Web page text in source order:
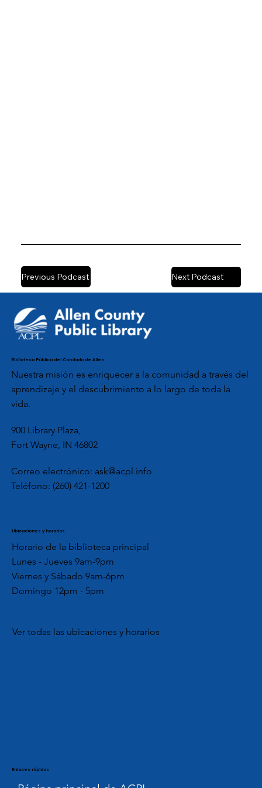
Previous Podcast Next Podcast
Biblioteca Pública del Condado de Allen
Nuestra misión es enriquecer a la comunidad a través del
aprendizaje y el descubrimiento a lo largo de toda la
vida.
900 Library Plaza,
Fort Wayne, IN 46802
Correo electrónico: ask@acpl.info
Teléfono: (260) 421-1200
Ubicaciones y horarios
Horario de la biblioteca principal
Lunes - Jueves 9am-9pm
Viernes y Sábado 9am-6pm
Domingo 12pm - 5pm
Ver todas las ubicaciones y horarios
Enlaces rápidos